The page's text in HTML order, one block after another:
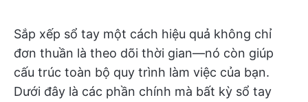
Sắp xếp sổ tay một cách hiệu quả không chỉ
đơn thuần là theo dõi thời gian—nó còn giúp
cấu trúc toàn bộ quy trình làm việc của bạn.
Dưới đây là các phần chính mà bất kỳ sổ tay